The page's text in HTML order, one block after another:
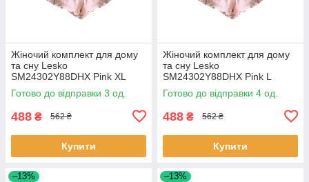
Жіночий комплект для дому
та сну Lesko
SM24302Y88DHX Pink XL
футболка та шорти жіноча
піжама 4 шт.
Готово до відправки 3 од.
488 ₴ 562 ₴
Купити
Жіночий комплект для дому
та сну Lesko
SM24302Y88DHX Pink L
футболка та шорти жіноча
піжама 5 шт.
Готово до відправки 4 од.
488 ₴ 562 ₴
Купити
–13% –13%